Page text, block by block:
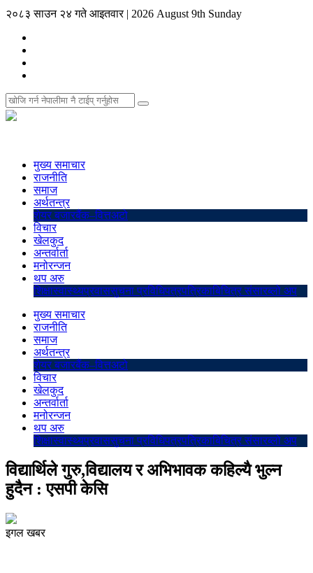
२०८३ साउन २४ गते आइतवार | 2026 August 9th Sunday
मुख्य समाचार
राजनीति
समाज
अर्थतन्त्र
शेयर बजारबैंक–वित्तअटो
विचार
खेलकुद
अन्तर्वार्ता
मनोरन्जन
थप अरु
शिक्षास्वास्थ्यप्रवाससुचना प्रविधिपत्रपत्रिकाबिचित्र संसारब्लो अप
मुख्य समाचार
राजनीति
समाज
अर्थतन्त्र
शेयर बजारबैंक–वित्तअटो
विचार
खेलकुद
अन्तर्वार्ता
मनोरन्जन
थप अरु
शिक्षास्वास्थ्यप्रवाससुचना प्रविधिपत्रपत्रिकाबिचित्र संसारब्लो अप
विद्यार्थिले गुरु,विद्यालय र अभिभावक कहिल्यै भुल्न
हुदैन : एसपी केसि
इगल खबर